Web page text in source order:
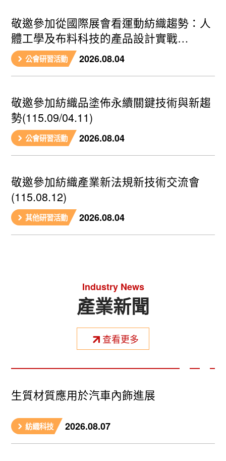
敬邀參加從國際展會看運動紡織趨勢：人
體工學及布料科技的產品設計實戰
(115.08/01.08)
公會研習活動 2026.08.04
敬邀參加紡織品塗佈永續關鍵技術與新趨
勢(115.09/04.11)
公會研習活動 2026.08.04
敬邀參加紡織產業新法規新技術交流會
(115.08.12)
其他研習活動 2026.08.04
Industry News
產業新聞
查看更多
生質材質應用於汽車內飾進展
紡織科技 2026.08.07